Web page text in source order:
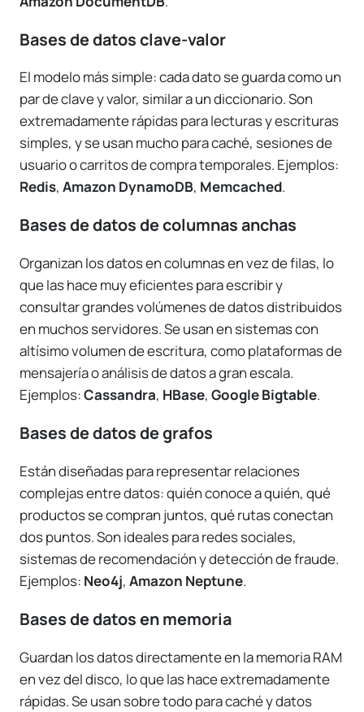
Bases de datos clave-valor
El modelo más simple: cada dato se guarda como un
par de clave y valor, similar a un diccionario. Son
extremadamente rápidas para lecturas y escrituras
simples, y se usan mucho para caché, sesiones de
usuario o carritos de compra temporales. Ejemplos:
Redis, Amazon DynamoDB, Memcached.
Bases de datos de columnas anchas
Organizan los datos en columnas en vez de filas, lo
que las hace muy eficientes para escribir y
consultar grandes volúmenes de datos distribuidos
en muchos servidores. Se usan en sistemas con
altísimo volumen de escritura, como plataformas de
mensajería o análisis de datos a gran escala.
Ejemplos:Cassandra, HBase, Google Bigtable.
Bases de datos de grafos
Están diseñadas para representar relaciones
complejas entre datos: quién conoce a quién, qué
productos se compran juntos, qué rutas conectan
dos puntos. Son ideales para redes sociales,
sistemas de recomendación y detección de fraude.
Ejemplos: Neo4j, Amazon Neptune.
Bases de datos en memoria
Guardan los datos directamente en la memoria RAM
en vez del disco, lo que las hace extremadamente
rápidas. Se usan sobre todo para caché y datos